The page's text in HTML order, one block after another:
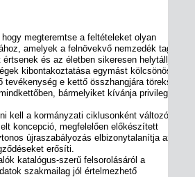
megteremtse a feltételeket olyan
amelyek a felnövekvő nemzedék tagjai
és az életben sikeresen helytálljanak.
kibontakoztatása egymást kölcsönösen
e kettő összhangjára törekszik, az
bármelyiket kívánja privilegizálni a
kell a kormányzati ciklusonként változó,
koncepció, megfelelően előkészített
újraszabályozás elbizonytalanítja az
erősíti.
katalógus-szerű felsorolásáról a
szakmailag jól értelmezhető